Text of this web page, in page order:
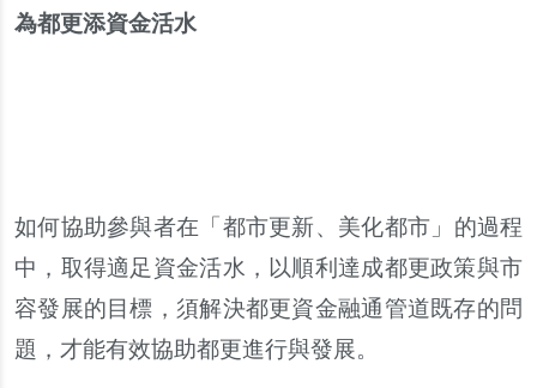
為都更添資金活水
如何協助參與者在 「 都市更新、 美化都市 」 的過程
中 ， 取得適足資金活水 ， 以順利達成都更政策與市
容發展的目標 ， 須解決都更資金融通管道既存的問
題 ， 才能有效協助都更進行與發展。